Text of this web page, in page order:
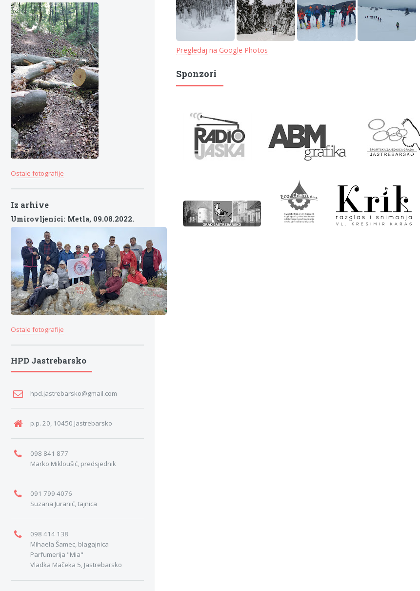
Pregledaj na Google Photos
Sponzori
Ostale fotografije
Iz arhive
Umirovljenici: Metla, 09.08.2022.
Ostale fotografije
HPD Jastrebarsko
hpd.jastrebarsko@gmail.com
p.p. 20, 10450 Jastrebarsko
098 841 877
Marko Mikloušić, predsjednik
091 799 4076
Suzana Juranić, tajnica
098 414 138
Mihaela Šamec, blagajnica
Parfumerija "Mia"
Vladka Mačeka 5, Jastrebarsko